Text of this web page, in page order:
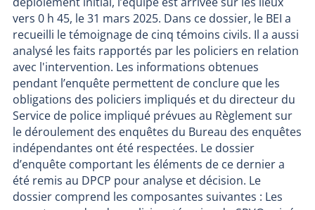
vers 0 h 45, le 31 mars 2025. Dans ce dossier, le BEI a
recueilli le témoignage de cinq témoins civils. Il a aussi
analysé les faits rapportés par les policiers en relation
avec l'intervention. Les informations obtenues
pendant l’enquête permettent de conclure que les
obligations des policiers impliqués et du directeur du
Service de police impliqué prévues au Règlement sur
le déroulement des enquêtes du Bureau des enquêtes
indépendantes ont été respectées. Le dossier
d’enquête comportant les éléments de ce dernier a
été remis au DPCP pour analyse et décision. Le
dossier comprend les composantes suivantes : Les